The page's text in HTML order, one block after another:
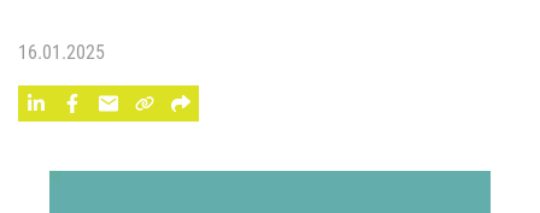
16.01.2025